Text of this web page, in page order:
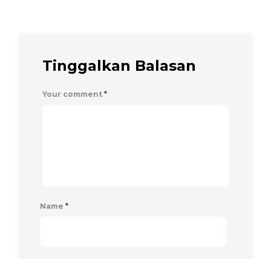
Tinggalkan Balasan
Your comment *
Name *